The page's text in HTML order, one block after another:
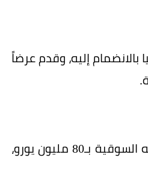
إليه، وقدم عرضاً
ويمتد عقد رافينيا مع نادي برشلونة حتى 30 يونيو 2028، فيما تُقدر قيمته السوقية بـ80 مليون يورو،